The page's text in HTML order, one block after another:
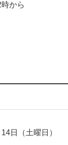
から
日（土曜日）